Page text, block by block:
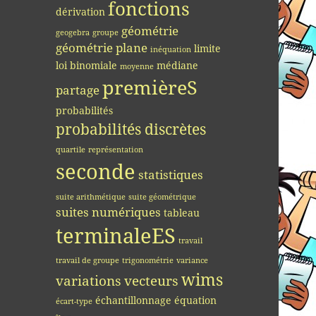
dérivation fonctions
geogebra groupe géométrie
géométrie plane inéquation limite
loi binomiale moyenne médiane
partagepremièreS
probabilités
probabilités discrètes
quartile représentation
seconde statistiques
suite arithmétique suite géométrique
suites numériques tableau
terminaleES travail
travail de groupe trigonométrie variance
variations vecteurs wims
écart-type échantillonnage équation